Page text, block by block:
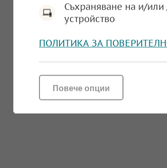
Съхраняване на и/
устройство
ПОЛИТИКА ЗА
Повече опции